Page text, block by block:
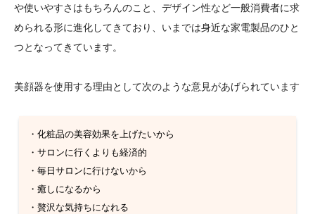
や使いやすさはもちろんのこと、デザイン性など一般消費者に求
められる形に進化してきており、いまでは身近な家電製品のひと
つとなってきています。
美顔器を使用する理由として次のような意見があげられています
・化粧品の美容効果を上げたいから
・サロンに行くよりも経済的
・毎日サロンに行けないから
・癒しになるから
・贅沢な気持ちになれる